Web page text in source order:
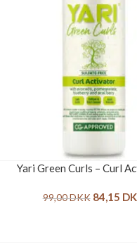
Yari Green Curls – Curl
99,00DKK 84,15